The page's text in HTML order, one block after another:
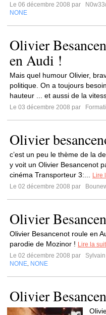
Le 06 décembre 2008 par
NONE
Olivier
en Audi !
Mais quel humour Olivier,
politique. On a toujours
hauteur ... et aussi de la
Le 03 décembre 2008 par
Olivier
c’est un peu le thème de la
y voit un Olivier Besancenot
cinéma Transporteur 3:...
Lire
Le 02 décembre 2008 par
Olivier
Olivier Besancenot roule en
parodie de Mozinor ! Lire la
Le 02 décembre 2008 par
NONE NONE
Olivier